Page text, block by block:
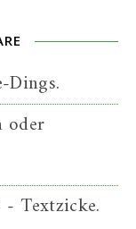
Dings.
oder
- Textzicke.